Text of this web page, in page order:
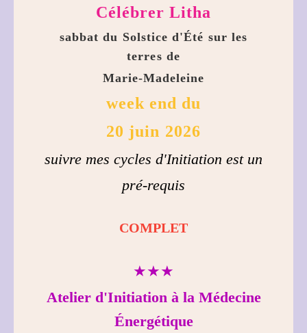
Célébrer Litha
sabbat du Solstice d'Été sur les
terres de
Marie-Madeleine
week end du
20 juin 2026
suivre mes cycles d'Initiation est un
pré-requis
COMPLET
★★★
Atelier d'Initiation à la Médecine
Énergétique